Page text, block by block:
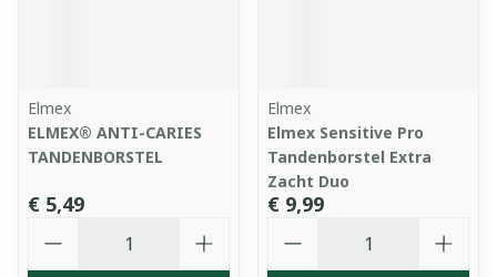
Elmex
ELMEX® ANTI-CARIES
TANDENBORSTEL
€ 5,49
Elmex
Elmex Sensitive Pro
Tandenborstel Extra
Zacht Duo
€ 9,99